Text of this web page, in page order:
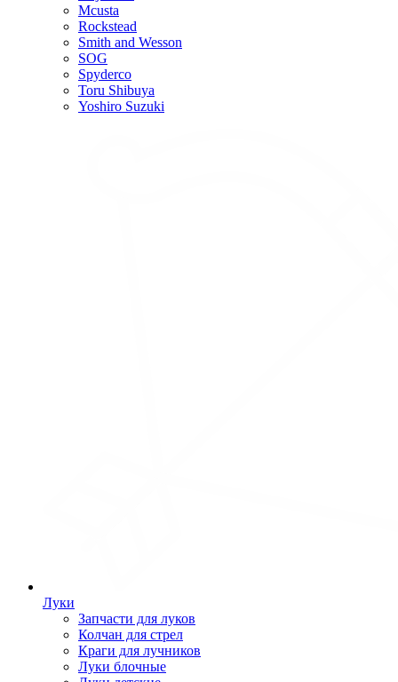
Mcusta
Rockstead
Smith and Wesson
SOG
Spyderco
Toru Shibuya
Yoshiro Suzuki
Луки
Запчасти для луков
Колчан для стрел
Краги для лучников
Луки блочные